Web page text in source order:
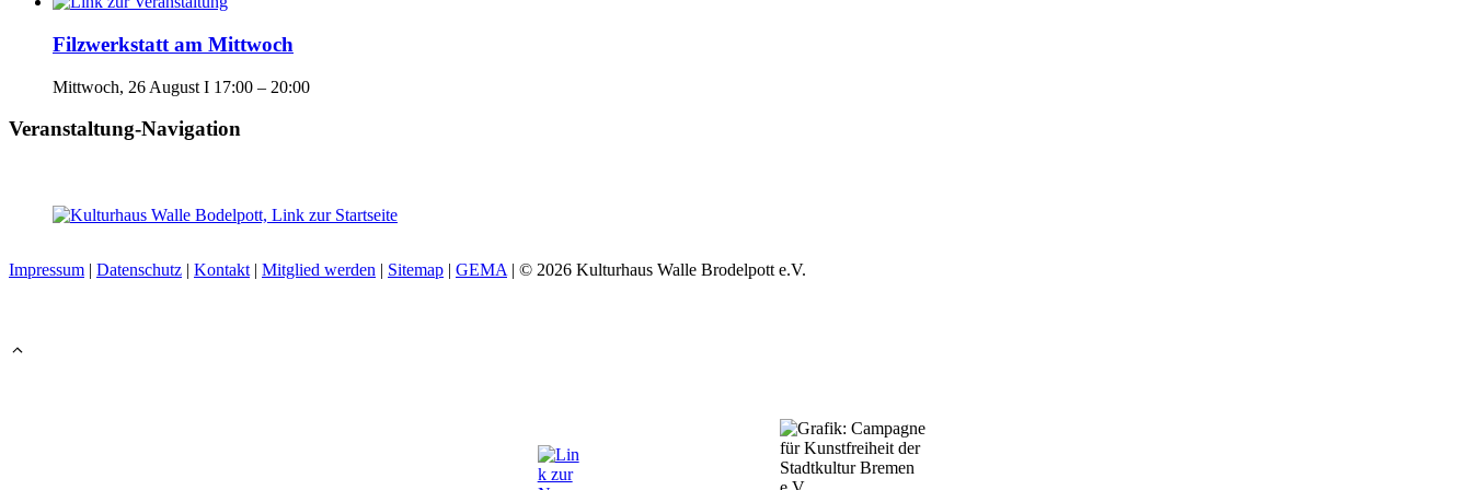
Filzwerkstatt am Mittwoch
Mittwoch, 26 August I 17:00 – 20:00
Veranstaltung-Navigation
Impressum | Datenschutz | Kontakt | Mitglied werden | Sitemap | GEMA | © 2026 Kulturhaus Walle Brodelpott e.V.